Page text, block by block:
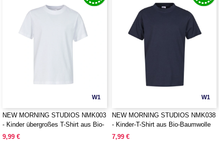
W1
NEW MORNING STUDIOS NMK003
- Kinder übergroßes T-Shirt aus Bio-
Baumwolle
9,99 €
W1
NEW MORNING STUDIOS NMK038
- Kinder-T-Shirt aus Bio-Baumwolle
7,99 €